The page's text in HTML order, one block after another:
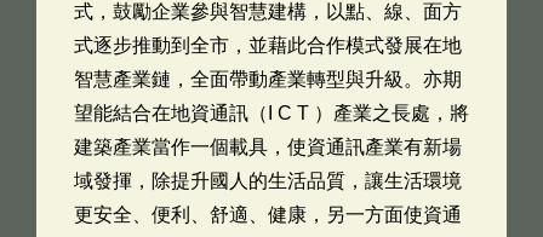
式，鼓勵企業參與智慧建構，以點、線、面方
式逐步推動到全市，並藉此合作模式發展在地
智慧產業鏈，全面帶動產業轉型與升級。亦期
望能結合在地資通訊（I C T ）產業之長處，將
建築產業當作一個載具，使資通訊產業有新場
域發揮，除提升國人的生活品質，讓生活環境
更安全、便利、舒適、健康，另一方面使資通